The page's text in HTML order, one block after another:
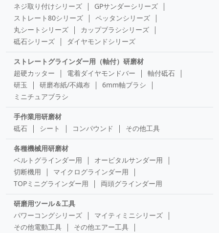
ネジ取り付けシリーズ
GPサンダーシリーズ
ストレート80シリーズ
ペッタンシリーズ
丸シートシリーズ
カップブラシシリーズ
砥石シリーズ
ダイヤモンドシリーズ
ストレートグラインダー用（軸付）研磨材
超硬カッター
電着ダイヤモンドバー
軸付砥石
研玉
研磨布紙/不織布
6mm軸ブラシ
ミニチュアブラシ
手作業用研磨材
砥石
シート コンパウンド その他工具
各種機械用研磨材
ベルトグラインダー用
オービタルサンダー用
切断機用
マイクログラインダー用
TOPミニグラインダー用
両頭グラインダー用
研磨用ツール＆工具
パワーコングシリーズ
マイティミニシリーズ
その他電動工具
その他エアー工具